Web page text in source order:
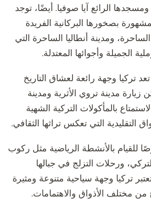
الرائع آيا صوفيا. أيضًا، توجد
بصخورها البركانية الفريدة
ومدينة أنطاليا الساحرة التي
الجميلة وأجوائها المعتدلة.
تركيا وجهة رائعة لعشاق التاريخ
زيارة مدينة تروي الأثرية ومدينة
بالمأكولات التركية الشهية
التقليدية التي تعكس تراثها الثقافي.
للقيام بالأنشطة الرياضية مثل ركوب
ورحلات التزلج في جبالها
تركيا وجهة سياحية متنوعة ومثيرة
من مختلف الأذواق والاهتمامات.